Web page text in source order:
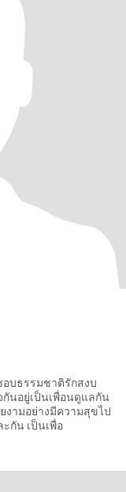
บธรรมชาติรักสงบ
กันอยู่เป็นเพื่อนดูแลกัน
งามอย่างมีความสุขไป
กัน เป็นเพื่อ